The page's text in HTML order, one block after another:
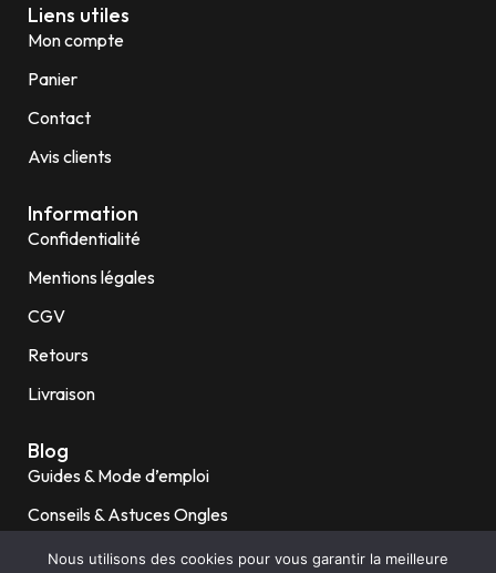
Liens utiles
Mon compte
Panier
Contact
Avis clients
Information
Confidentialité
Mentions légales
CGV
Retours
Livraison
Blog
Guides & Mode d’emploi
Conseils & Astuces Ongles
Ongles fragiles / Rongés
Nous utilisons des cookies pour vous garantir la meilleure